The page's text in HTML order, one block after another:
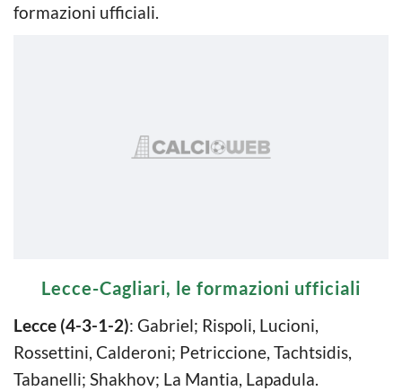
formazioni ufficiali.
Lecce-Cagliari, le formazioni ufficiali
Lecce (4-3-1-2): Gabriel; Rispoli, Lucioni,
Rossettini, Calderoni; Petriccione, Tachtsidis,
Tabanelli; Shakhov; La Mantia, Lapadula.